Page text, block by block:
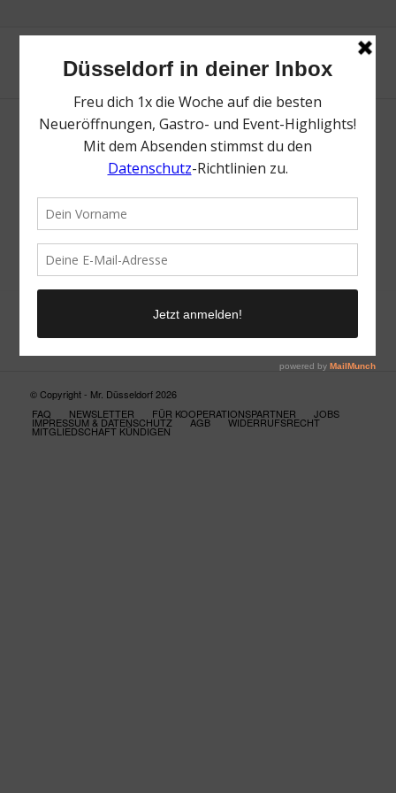
Neue Suche
Suchergebnis nicht zufriedenstellend? Versuche es mal mit
einem Wortteil oder einer anderen Schreibweise.
© Copyright - Mr. Düsseldorf 2026
FAQ
NEWSLETTER FÜR KOOPERATIONSPARTNER JOBS
IMPRESSUM & DATENSCHUTZ AGB WIDERRUFSRECHT
MITGLIEDSCHAFT KÜNDIGEN